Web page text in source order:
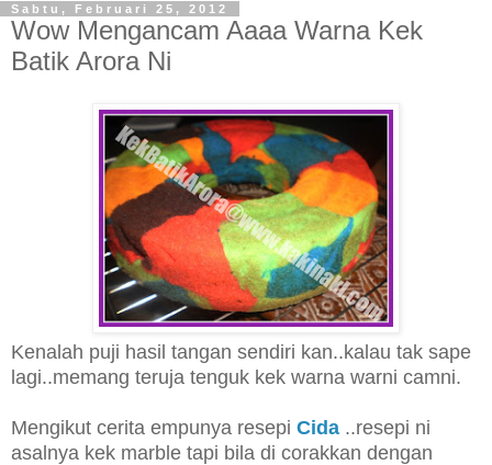
Sabtu, Februari 25, 2012
Wow Mengancam Aaaa Warna Kek
Batik Arora Ni
Kenalah puji hasil tangan sendiri kan..kalau tak sape
lagi..memang teruja tenguk kek warna warni camni.
Mengikut cerita empunya resepi Cida ..resepi ni
asalnya kek marble tapi bila di corakkan dengan